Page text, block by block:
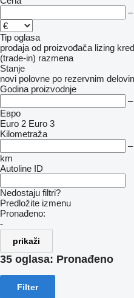
–
Tip oglasa
prodaja od proizvođača lizing
(trade-in) razmena
Stanje
novi polovne po rezervnim
Godina proizvodnje
–
Евро
Euro 2 Euro 3
Kilometraža
–
km
Autoline ID
Nedostaju filtri?
Predložite izmenu
Pronađeno:
-
prikaži
35 oglasa: Pronađeno
Filter